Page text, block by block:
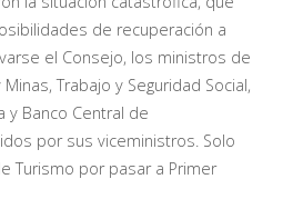
de recuperación a
el Consejo, los ministros de
Trabajo y Seguridad Social,
y Banco Central de
por sus viceministros. Solo
Turismo por pasar a Primer